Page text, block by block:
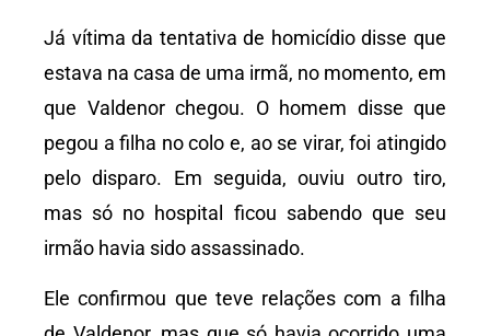
Já vítima da tentativa de homicídio disse que
estava na casa de uma irmã, no momento, em
que Valdenor chegou. O homem disse que
pegou a filha no colo e, ao se virar, foi atingido
pelo disparo. Em seguida, ouviu outro tiro,
mas só no hospital ficou sabendo que seu
irmão havia sido assassinado.
Ele confirmou que teve relações com a filha